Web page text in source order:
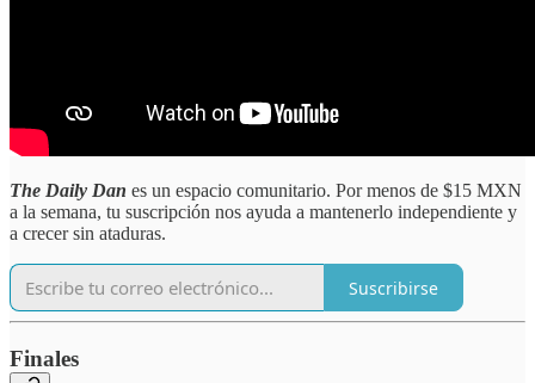
The Daily Dan es un espacio comunitario. Por menos de $15 MXN
a la semana, tu suscripción nos ayuda a mantenerlo independiente y
a crecer sin ataduras.
Suscribirse
Finales